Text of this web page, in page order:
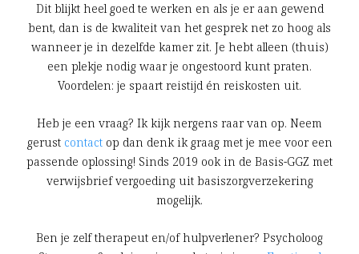
Dit blijkt heel goed te werken en als je er aan gewend
bent, dan is de kwaliteit van het gesprek net zo hoog als
wanneer je in dezelfde kamer zit. Je hebt alleen (thuis)
een plekje nodig waar je ongestoord kunt praten.
Voordelen: je spaart reistijd én reiskosten uit.
Heb je een vraag? Ik kijk nergens raar van op. Neem
gerust contactop dan denk ik graag met je mee voor een
passende oplossing! Sinds 2019 ook in de Basis-GGZ met
verwijsbrief vergoeding uit basiszorgverzekering
mogelijk.
Ben je zelf therapeut en/of hulpverlener? Psycholoog